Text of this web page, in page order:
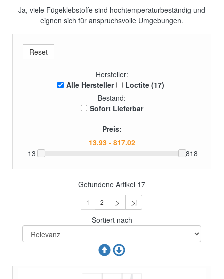
Ja, viele Fügeklebstoffe sind hochtemperaturbeständig und
eignen sich für anspruchsvolle Umgebungen.
Hersteller:
Alle Hersteller
Loctite (17)
Bestand:
Sofort Lieferbar
Preis:
13 818
Gefundene Artikel 17
1 2
Sortiert nach